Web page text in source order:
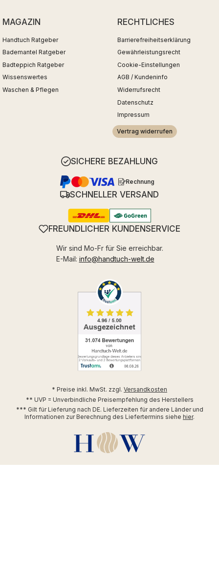
MAGAZIN
Handtuch Ratgeber
Bademantel Ratgeber
Badteppich Ratgeber
Wissenswertes
Waschen & Pflegen
RECHTLICHES
Barrierefreiheitserklärung
Gewährleistungsrecht
Cookie-Einstellungen
AGB / Kundeninfo
Widerrufsrecht
Datenschutz
Impressum
Vertrag widerrufen
SICHERE BEZAHLUNG
Rechnung
SCHNELLER VERSAND
FREUNDLICHER KUNDENSERVICE
Wir sind Mo-Fr für Sie erreichbar.
E-Mail: info@handtuch-welt.de
* Preise inkl. MwSt. zzgl. Versandkosten
** UVP = Unverbindliche Preisempfehlung des Herstellers
*** Gilt für Lieferung nach DE. Lieferzeiten für andere Länder und
Informationen zur Berechnung des Liefertermins siehe hier.